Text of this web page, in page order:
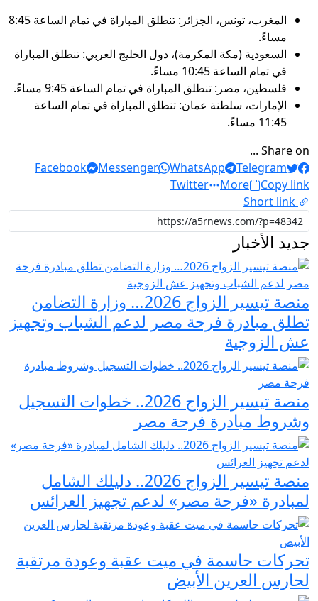
المغرب، تونس، الجزائر: تنطلق المباراة في تمام الساعة 8:45
مساءً.
السعودية (مكة المكرمة)، دول الخليج العربي: تنطلق المباراة
في تمام الساعة 10:45 مساءً.
فلسطين، مصر: تنطلق المباراة في تمام الساعة 9:45 مساءً.
الإمارات، سلطنة عمان: تنطلق المباراة في تمام الساعة
11:45 مساءً.
Share on ...
Facebook
Messenger WhatsApp
Telegram
Twitter
More
Copy link
Short link
جديد الأخبار
منصة تيسير الزواج 2026… وزارة التضامن
تطلق مبادرة فرحة مصر لدعم الشباب وتجهيز
عش الزوجية
منصة تيسير الزواج 2026.. خطوات التسجيل
وشروط مبادرة فرحة مصر
منصة تيسير الزواج 2026.. دليلك الشامل
لمبادرة «فرحة مصر» لدعم تجهيز العرائس
تحركات حاسمة في ميت عقبة وعودة مرتقبة
لحارس العرين الأبيض